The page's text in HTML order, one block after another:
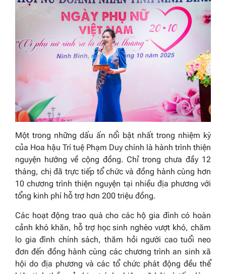
Một trong những dấu ấn nổi bật nhất trong nhiệm kỳ
của Hoa hậu Trí tuệ Phạm Duy chính là hành trình thiện
nguyện hướng về cộng đồng. Chỉ trong chưa đầy 12
tháng, chị đã trực tiếp tổ chức và đồng hành cùng hơn
10 chương trình thiện nguyện tại nhiều địa phương với
tổng kinh phí hỗ trợ hơn 200 triệu đồng.
Các hoạt động trao quà cho các hộ gia đình có hoàn
cảnh khó khăn, hỗ trợ học sinh nghèo vượt khó, chăm
lo gia đình chính sách, thăm hỏi người cao tuổi neo
đơn đến đồng hành cùng các chương trình an sinh xã
hội do địa phương và các tổ chức phát động đều thể